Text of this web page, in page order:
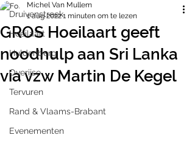
Druivenstreek
Hoeilaart
Huldenberg
Overijse
Tervuren
Rand & Vlaams-Brabant
Evenementen
GROS Hoeilaart geeft
noodhulp aan Sri Lanka
via vzw Martin De Kegel
Michel Van Mullem
1 aug 20221 minuten om te lezen